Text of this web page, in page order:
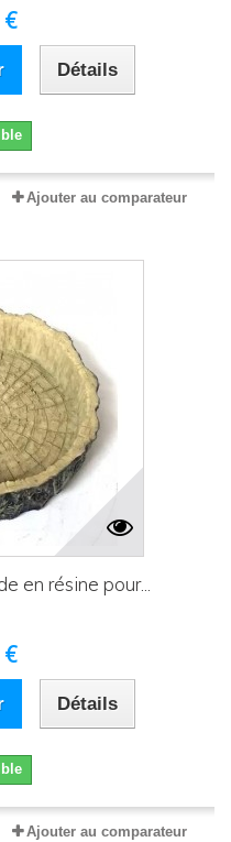
Détails
Ajouter au comparateur
en résine pour...
Détails
Ajouter au comparateur